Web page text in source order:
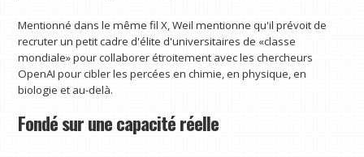
Mentionné dans le même fil X, Weil mentionne qu'il prévoit de
recruter un petit cadre d'élite d'universitaires de «classe
mondiale» pour collaborer étroitement avec les chercheurs
OpenAI pour cibler les percées en chimie, en physique, en
biologie et au-delà.
Fondé sur une capacité réelle